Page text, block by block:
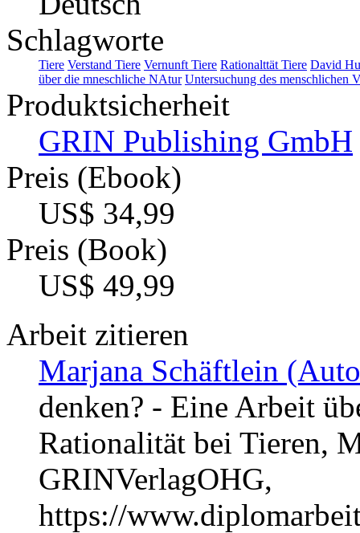
Schlagworte
Tiere Verstand Tiere Vernunft Tiere Rationalttät Tiere David
über die mneschliche NAtur Untersuchung des menschlichen
Produktsicherheit
GRIN Publishing GmbH
Preis (Ebook)
US$ 34,99
Preis (Book)
US$ 49,99
Arbeit zitieren
Marjana Schäftlein
denken? - Eine Arbeit
Rationalität bei Tieren,
GRINVerlagOHG,
https://